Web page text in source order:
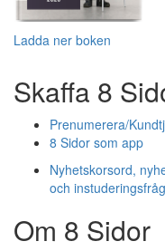
Ladda ner boken
Skaffa 8
Prenumerera/
8 Sidor som app
Nyhetskorsord,
och
Om 8 Sidor